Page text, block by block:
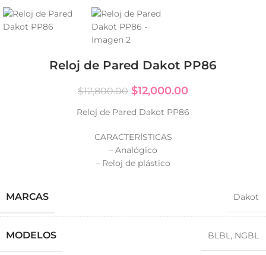
Reloj de Pared Dakot PP86
$12,800.00 $12,000.00
Reloj de Pared Dakot PP86
CARACTERÍSTICAS
– Analógico
– Reloj de plástico
MARCAS Dakot
MODELOS BLBL, NGBL